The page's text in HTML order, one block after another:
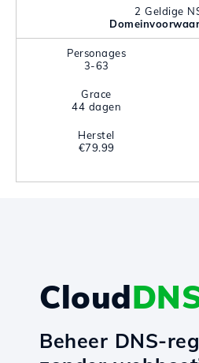
2 Geldige
Personages
3-63
Grace
44 dagen
Herstel
€79.99
Cloud
Beheer DNS-